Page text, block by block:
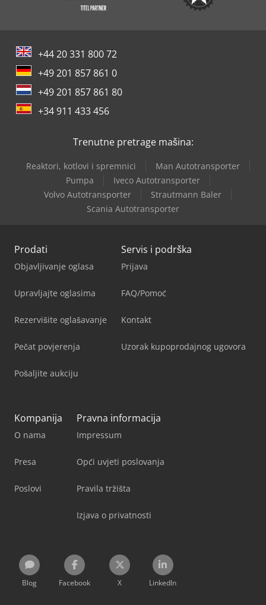
+44 20 331 800 72
+49 201 857 861 0
+49 201 857 861 80
+34 911 433 456
Trenutne pretrage mašina:
Reaktori, kotlovi i spremnici
Man Autotransporter
Pumpa
Iveco Autotransporter
Volvo Autotransporter
Strautmann Baler
Scania Autotransporter
Prodati
Objavljivanje oglasa
Upravljajte oglasima
Rezervišite oglašavanje
Pečat povjerenja
Pošaljite aukciju
Servis i podrška
Prijava
FAQ/Pomoć
Kontakt
Uzorak kupoprodajnog ugovora
Kompanija
O nama
Presa
Poslovi
Pravna informacija
Impressum
Opći uvjeti poslovanja
Pravila tržišta
Izjava o privatnosti
Blog Facebook X LinkedIn